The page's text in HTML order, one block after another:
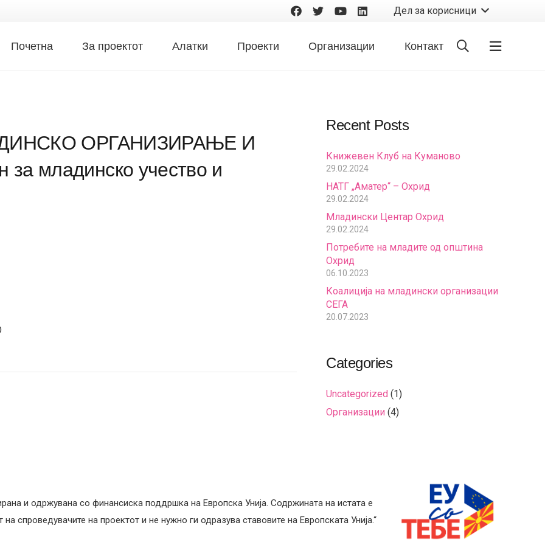
Дел за корисници
Почетна За проектот Алатки Проекти Организации Контакт
ОРГАНИЗИРАЊЕ И
младинско учество и
Recent Posts
Книжевен Клуб на Куманово
29.02.2024
НАТГ „Аматер“ – Охрид
29.02.2024
Младински Центар Охрид
29.02.2024
Потребите на младите од општина
Охрид
06.10.2023
Коалиција на младински организации
СЕГА
20.07.2023
Categories
Uncategorized (1)
Организации (4)
и одржувана со финансиска поддршка на Европска Унија. Содржината на истата е
спроведувачите на проектот и не нужно ги одразува ставовите на Европската Унија.“